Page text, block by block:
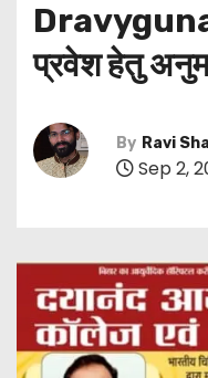
प्रवेश हेतु
By Ravi
Sep 2,